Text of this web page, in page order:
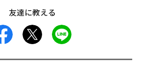
友達に教える
facebook